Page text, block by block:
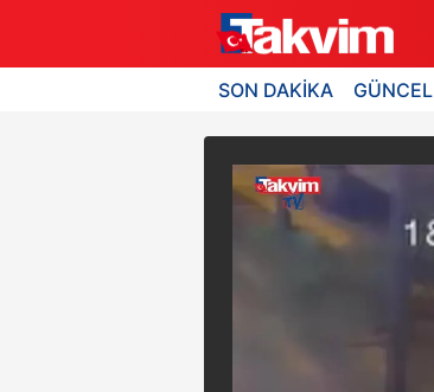
SON DAKİKA GÜNCEL